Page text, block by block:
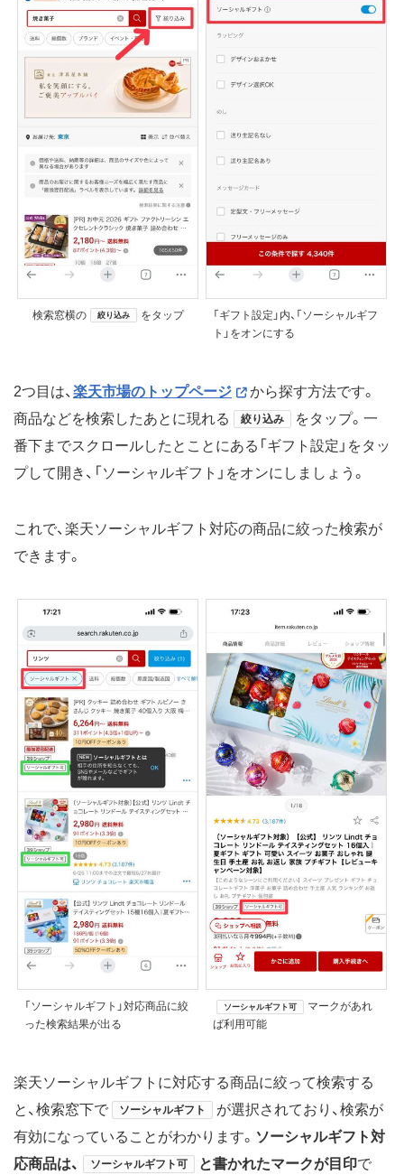
検索窓横の 絞り込み をタップ
「ギフト設定」内、「ソーシャルギフ
ト」をオンにする
2つ目は、 楽天市場のトップページ
から探す方法です。
商品などを検索したあとに現れる
絞り込み
をタップ。一
番下までスクロールしたとことにある「ギフト設定」をタッ
プして開き、「ソーシャルギフト」をオンにしましょう。
これで、楽天ソーシャルギフト対応の商品に絞った検索が
できます。
「ソーシャルギフト」対応商品に絞
った検索結果が出る
ソーシャルギフト可
マークがあれ
ば利用可能
楽天ソーシャルギフトに対応する商品に絞って検索する
と、検索窓下で
ソーシャルギフト
が選択されており、検索が
有効になっていることがわかります。 ソーシャルギフト対
応商品は、
ソーシャルギフト可 と書かれたマークが目印で